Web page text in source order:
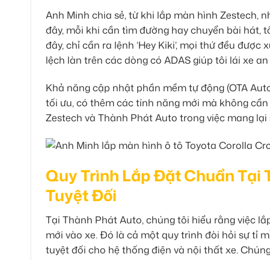
Anh Minh chia sẻ, từ khi lắp màn hình Zestech,
đây, mỗi khi cần tìm đường hay chuyển bài
đây, chỉ cần ra lệnh ‘Hey Kiki’, mọi thứ đều
lệch làn trên các dòng có ADAS giúp tôi lái xe
Khả năng cập nhật phần mềm tự động (OTA
tối ưu, có thêm các tính năng mới mà không
Zestech và Thành Phát Auto trong việc mang
Quy Trình Lắp Đặt Chuẩn Tại
Tuyệt Đối
Tại Thành Phát Auto, chúng tôi hiểu rằng việc
mới vào xe. Đó là cả một quy trình đòi hỏi sự tỉ
tuyệt đối cho hệ thống điện và nội thất xe.